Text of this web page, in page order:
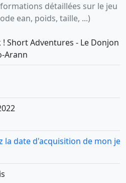
détaillées sur le jeu
ean, poids, taille, ...)
! Short Adventures - Le Donjon
Arann
la date d'acquisition de mon jeu